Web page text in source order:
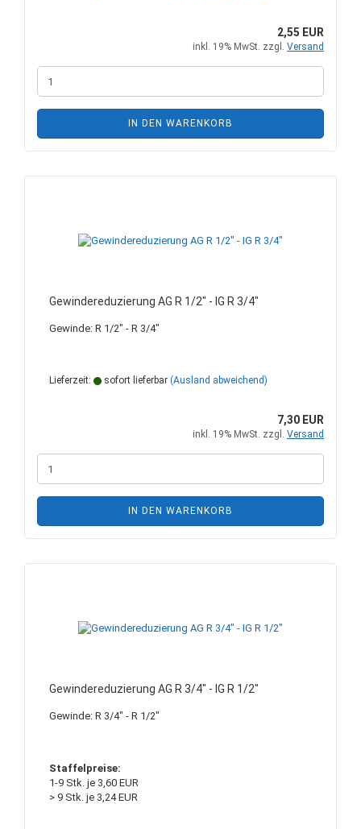
2,55 EUR
inkl. 19% MwSt. zzgl. Versand
IN DEN WARENKORB
Gewindereduzierung AG R 1/2" - IG R 3/4"
Gewinde: R 1/2" - R 3/4"
Lieferzeit: sofort lieferbar (Ausland abweichend)
7,30 EUR
inkl. 19% MwSt. zzgl. Versand
IN DEN WARENKORB
Gewindereduzierung AG R 3/4" - IG R 1/2"
Gewinde: R 3/4" - R 1/2"
Staffelpreise:
1-9 Stk. je 3,60 EUR
> 9 Stk. je 3,24 EUR